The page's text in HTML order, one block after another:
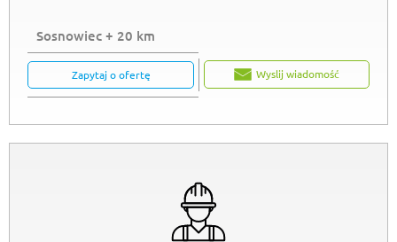
Sosnowiec + 20 km
Zapytaj o ofertę Wyslij wiadomość